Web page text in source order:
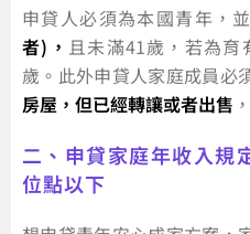
申貸人必須為本國青年，並
者)， 且未滿41歲，若為育
歲。此外申貸人家庭成員必
房屋，但已經轉讓或者出售
二、申貸家庭年收入規
位點以下